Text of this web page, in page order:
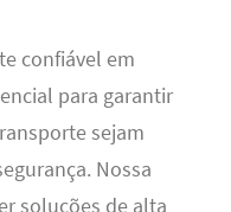
confiável em
para garantir
sejam
Nossa
soluções de alta